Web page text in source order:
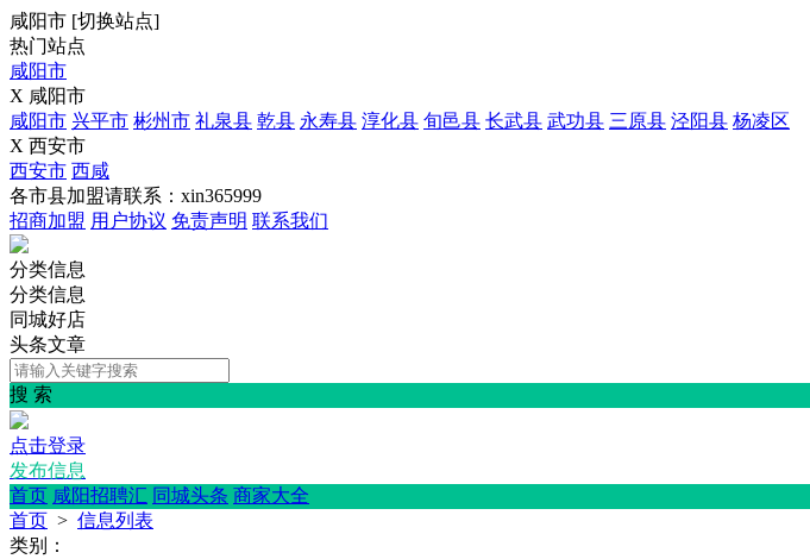
咸阳市 [切换站点]
热门站点
咸阳市
X 咸阳市
咸阳市 兴平市 彬州市 礼泉县 乾县 永寿县 淳化县 旬邑县 长武县 武功县 三原县 泾阳县 杨凌区
X 西安市
西安市 西咸
各市县加盟请联系：xin365999
招商加盟 用户协议 免责声明 联系我们
分类信息
分类信息
同城好店
头条文章
搜 索
点击登录
发布信息
首页 咸阳招聘汇 同城头条 商家大全
首页 > 信息列表
类别：